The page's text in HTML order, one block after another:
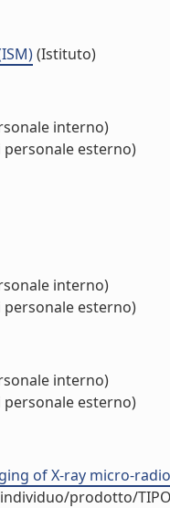
(Istituto)
interno)
personale esterno)
interno)
personale esterno)
interno)
personale esterno)
of X-ray micro-
prodotto/